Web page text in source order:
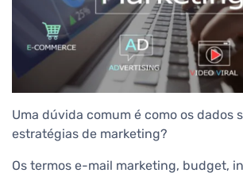
Uma dúvida comum é como os dados
estratégias de marketing?
Os termos e-mail marketing, budget,